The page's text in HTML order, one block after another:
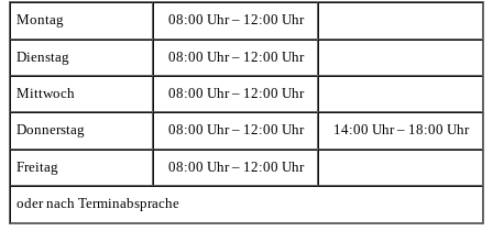
Montag 08:00 Uhr – 12:00 Uhr
Dienstag 08:00 Uhr – 12:00 Uhr
Mittwoch 08:00 Uhr – 12:00 Uhr
Donnerstag 08:00 Uhr – 12:00 Uhr 14:00 Uhr – 18:00 Uhr
Freitag 08:00 Uhr – 12:00 Uhr
oder nach Terminabsprache